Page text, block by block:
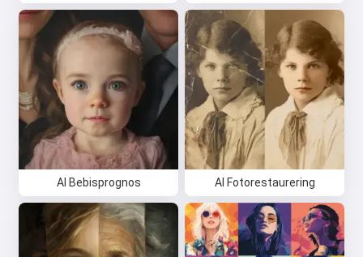
AI Bebisprognos AI Fotorestaurering